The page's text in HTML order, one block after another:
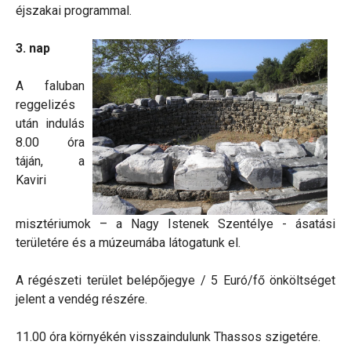
éjszakai programmal.
3. nap
A faluban
reggelizés
után indulás
8.00 óra
táján, a
Kaviri
misztériumok – a Nagy Istenek Szentélye - ásatási
területére és a múzeumába látogatunk el.
A régészeti terület belépőjegye / 5 Euró/fő önköltséget
jelent a vendég részére.
11.00 óra környékén visszaindulunk Thassos szigetére.